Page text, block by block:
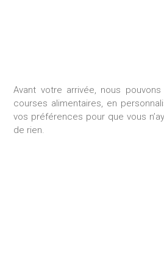
Avant votre arrivée, nous
courses alimentaires, en
vos préférences pour que vous
de rien.